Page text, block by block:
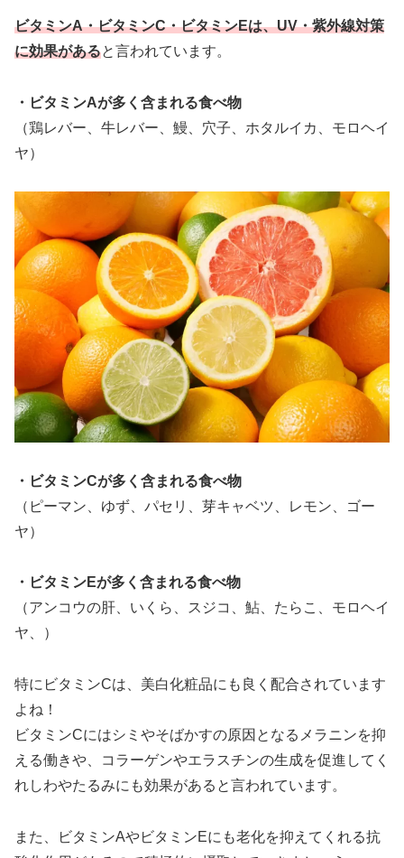
ビタミンA・ビタミンC・ビタミンEは、UV・紫外線対策
に効果があると言われています。
・ビタミンAが多く含まれる食べ物
（鶏レバー、牛レバー、鰻、穴子、ホタルイカ、モロヘイ
ヤ）
・ビタミンCが多く含まれる食べ物
（ピーマン、ゆず、パセリ、芽キャベツ、レモン、ゴー
ヤ）
・ビタミンEが多く含まれる食べ物
（アンコウの肝、いくら、スジコ、鮎、たらこ、モロヘイ
ヤ、）
特にビタミンCは、美白化粧品にも良く配合されています
よね！
ビタミンCにはシミやそばかすの原因となるメラニンを抑
える働きや、コラーゲンやエラスチンの生成を促進してく
れしわやたるみにも効果があると言われています。
また、ビタミンAやビタミンEにも老化を抑えてくれる抗